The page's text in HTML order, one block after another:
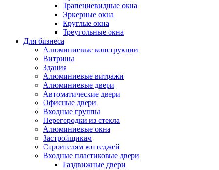
Трапециевидные окна
Эркерные окна
Круглые окна
Треугольные окна
Для бизнеса
Алюминиевые конструкции
Витрины
Здания
Алюминиевые витражи
Алюминиевые двери
Автоматические двери
Офисные двери
Входные группы
Перегородки из стекла
Алюминиевые окна
Застройщикам
Строителям коттеджей
Входные пластиковые двери
Раздвижные двери